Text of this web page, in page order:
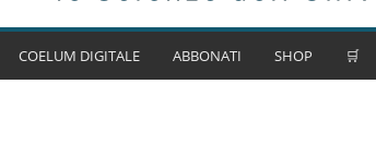
COELUM DIGITALE ABBONATI SHOP 🛒